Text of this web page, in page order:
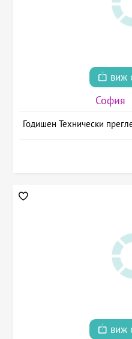
виж
София
Годишен Технически
виж